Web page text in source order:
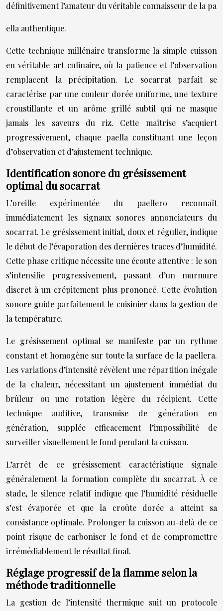
définitivement l’amateur du véritable connaisseur de la pa
ella authentique.
Cette technique millénaire transforme la simple cuisson
en véritable art culinaire, où la patience et l’observation
remplacent la précipitation. Le socarrat parfait se
caractérise par une couleur dorée uniforme, une texture
croustillante et un arôme grillé subtil qui ne masque
jamais les saveurs du riz. Cette maîtrise s’acquiert
progressivement, chaque paella constituant une leçon
d’observation et d’ajustement technique.
Identification sonore du grésissement
optimal du socarrat
L’oreille expérimentée du paellero reconnaît
immédiatement les signaux sonores annonciateurs du
socarrat. Le grésissement initial, doux et régulier, indique
le début de l’évaporation des dernières traces d’humidité.
Cette phase critique nécessite une écoute attentive : le son
s’intensifie progressivement, passant d’un murmure
discret à un crépitement plus prononcé. Cette évolution
sonore guide parfaitement le cuisinier dans la gestion de
la température.
Le grésissement optimal se manifeste par un rythme
constant et homogène sur toute la surface de la paellera.
Les variations d’intensité révèlent une répartition inégale
de la chaleur, nécessitant un ajustement immédiat du
brûleur ou une rotation légère du récipient. Cette
technique auditive, transmise de génération en
génération, supplée efficacement l’impossibilité de
surveiller visuellement le fond pendant la cuisson.
L’arrêt de ce grésissement caractéristique signale
généralement la formation complète du socarrat. À ce
stade, le silence relatif indique que l’humidité résiduelle
s’est évaporée et que la croûte dorée a atteint sa
consistance optimale. Prolonger la cuisson au-delà de ce
point risque de carboniser le fond et de compromettre
irrémédiablement le résultat final.
Réglage progressif de la flamme selon la
méthode traditionnelle
La gestion de l’intensité thermique suit un protocole